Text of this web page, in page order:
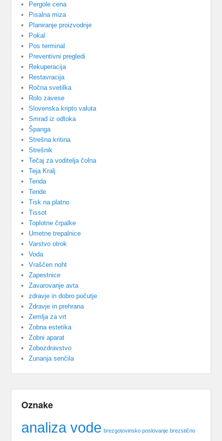
Pergole cena
Pisalna miza
Planiranje proizvodnje
Pokal
Pos terminal
Preventivni pregledi
Rekuperacija
Restavracija
Ročna svetilka
Rolo zavese
Slovenska kripto valuta
Smrad iz odtoka
Španga
Strešna kritina
Strešnik
Tečaj za voditelja čolna
Teja Kralj
Tenda
Tende
Tisk na platno
Tissot
Toplotne črpalke
Umetne trepalnice
Varstvo otrok
Voda
Vraščen noht
Zapestnice
Zavarovanje avta
zdravje in dobro počutje
Zdravje in prehrana
Zemlja za vrt
Zobna estetika
Zobni aparat
Zobozdravstvo
Zunanja senčila
Oznake
analiza vode brezgotovinsko poslovanje brezstično